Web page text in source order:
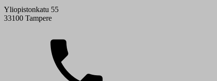
Yliopistonkatu 55
33100 Tampere